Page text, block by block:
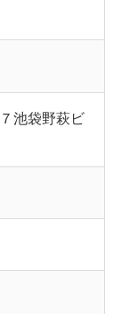
池袋野萩ビ